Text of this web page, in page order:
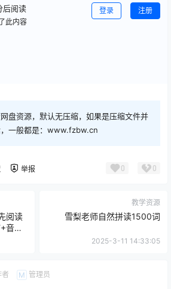
后阅读
此内容
登录 注册
盘资源，默认无压缩，如果是压缩文件并
一般都是：www.fzbw.cn
举报 0 0
阅读
音频
教学资源
雪梨老师自然拼读1500词
2025-3-11 14:33:05
M 管理员